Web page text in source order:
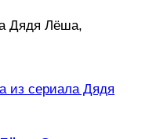
Дядя Лёша,